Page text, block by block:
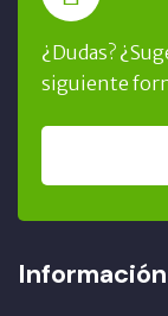
¿Dudas?
siguiente
Información